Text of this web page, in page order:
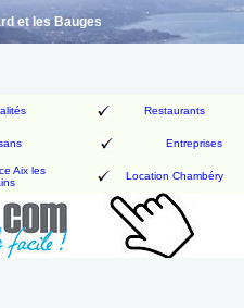
et les Bauges
Restaurants
Entreprises
Aix les
Location Chambéry